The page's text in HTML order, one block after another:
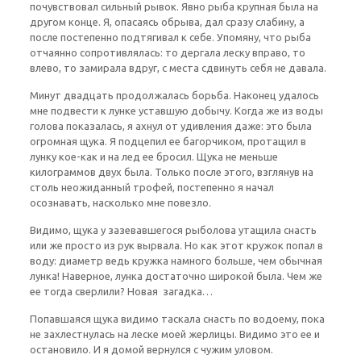
почувствовал сильный рывок. Явно рыба крупная была на
другом конце. Я, опасаясь обрыва, дал сразу слабину, а
после постепенно подтягивал к себе. Упомяну, что рыба
отчаянно сопротивлялась: то дергала леску вправо, то
влево, то замирала вдруг, с места сдвинуть себя не давала.
Минут двадцать продолжалась борьба. Наконец удалось
мне подвести к лунке уставшую добычу. Когда же из воды
голова показалась, я ахнул от удивления даже: это была
огромная щука. Я подцепил ее багорчиком, протащил в
лунку кое-как и на лед ее бросил. Щука не меньше
килограммов двух была. Только после этого, взглянув на
столь неожиданный трофей, постепенно я начал
осознавать, насколько мне повезло.
Видимо, щука у зазевавшегося рыболова утащила снасть
или же просто из рук вырвала. Но как этот кружок попал в
воду: диаметр ведь кружка намного больше, чем обычная
лунка! Наверное, лунка достаточно широкой была. Чем же
ее тогда сверлили? Новая загадка…
Попавшаяся щука видимо таскала снасть по водоему, пока
не захлестнулась на леске моей жерлицы. Видимо это ее и
остановило. И я домой вернулся с чужим уловом.